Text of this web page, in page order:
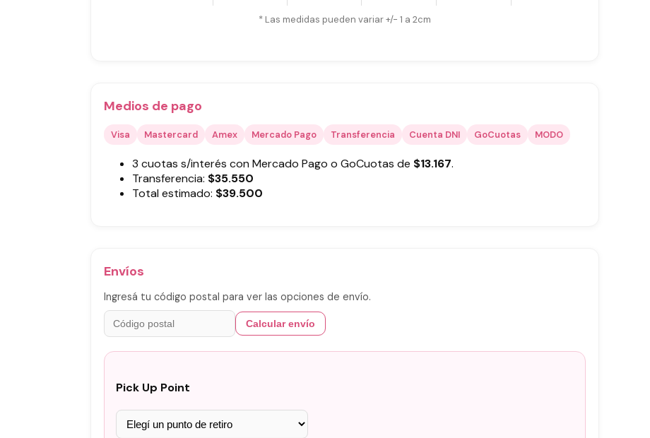
* Las medidas pueden variar +/- 1 a 2cm
Medios de pago
Visa Mastercard Amex Mercado Pago Transferencia Cuenta DNI GoCuotas MODO
3 cuotas s/interés con Mercado Pago o GoCuotas de $13.167.
Transferencia: $35.550
Total estimado: $39.500
Envíos
Ingresá tu código postal para ver las opciones de envío.
Calcular envío
Pick Up Point